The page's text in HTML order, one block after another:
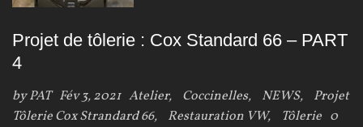
Projet de tôlerie : Cox Standard 66 – PART
4
byPAT Fév 3, 2021 Atelier, Coccinelles, NEWS,
Projet
Tôlerie Cox Strandard 66, Restauration VW, Tôlerie 0